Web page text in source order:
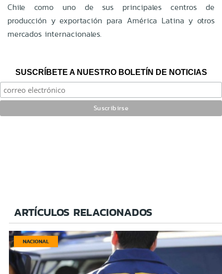
Chile como uno de sus principales centros de
producción y exportación para América Latina y otros
mercados internacionales.
SUSCRÍBETE A NUESTRO BOLETÍN DE NOTICIAS
ARTÍCULOS RELACIONADOS
NACIONAL